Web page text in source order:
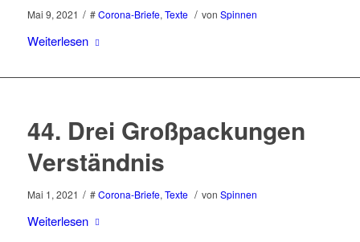
Mai 9, 2021 / #Corona-Briefe, Texte / von Spinnen
Weiterlesen
44. Drei Großpackungen
Verständnis
Mai 1, 2021 / #Corona-Briefe, Texte / von Spinnen
Weiterlesen